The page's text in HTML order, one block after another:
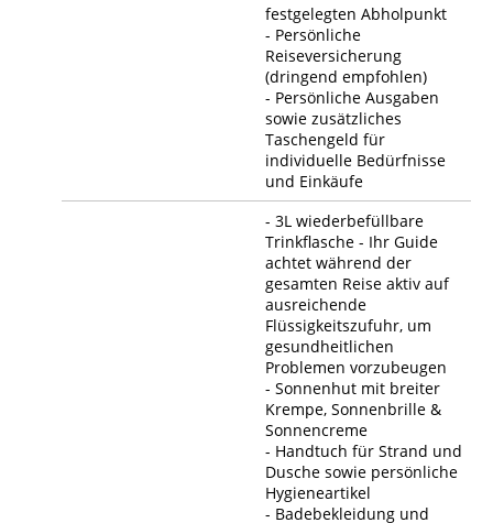
festgelegten Abholpunkt
- Persönliche
Reiseversicherung
(dringend empfohlen)
- Persönliche Ausgaben
sowie zusätzliches
Taschengeld für
individuelle Bedürfnisse
und Einkäufe
- 3L wiederbefüllbare
Trinkflasche - Ihr Guide
achtet während der
gesamten Reise aktiv auf
ausreichende
Flüssigkeitszufuhr, um
gesundheitlichen
Problemen vorzubeugen
- Sonnenhut mit breiter
Krempe, Sonnenbrille &
Sonnencreme
- Handtuch für Strand und
Dusche sowie persönliche
Hygieneartikel
- Badebekleidung und